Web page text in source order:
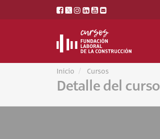
Inicio Cursos
Detalle del curso